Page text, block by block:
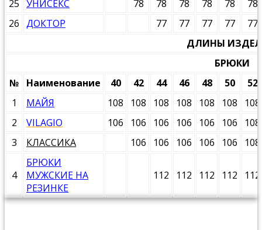
25 УНИСЕКС 78 78 78 78 78
78
26 ДОКТОР 77 77 77 77
77
ДЛИНЫ
БРЮКИ
№
Наименование 40 42 44 46 48 50
52
1
МАЙЯ 108 108 108 108 108 108
108
2
VILAGIO 106 106 106 106 106 106
108
3
КЛАССИКА 106 106 106 106 106 108
4
БРЮКИ
МУЖСКИЕ НА
РЕЗИНКЕ
112 112 112 112 112